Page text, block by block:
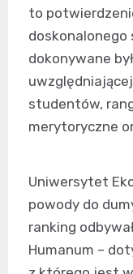
to
doskonalonego
dokonywane
studentów,
merytoryczne
Uniwersytet
powody do
ranking
Humanum –